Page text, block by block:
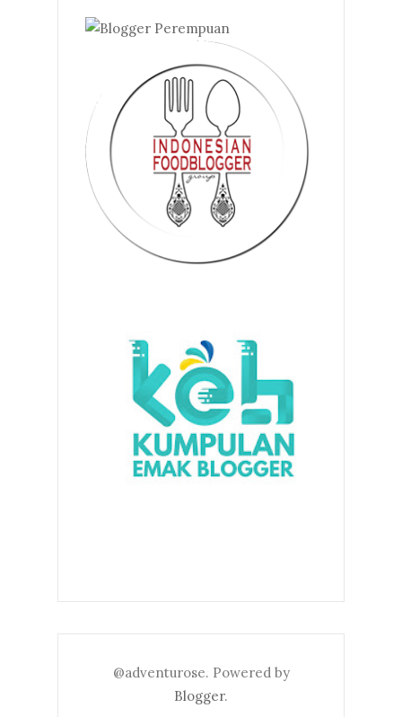
@adventurose. Powered by
Blogger.